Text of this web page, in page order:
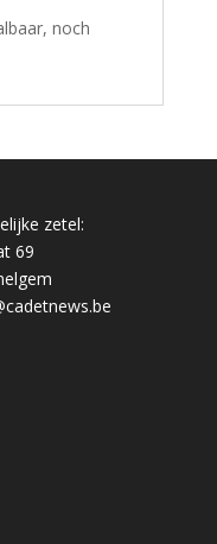
noch
zetel:
69